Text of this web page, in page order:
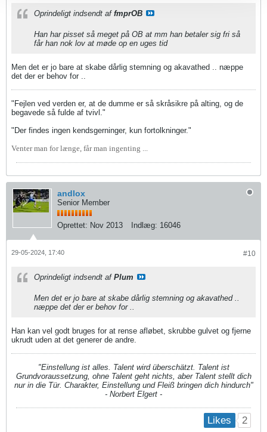
Oprindeligt indsendt af fmprOB
Han har pisset så meget på OB at mm han betaler sig fri så
får han nok lov at møde op en uges tid
Men det er jo bare at skabe dårlig stemning og akavathed .. næppe
det der er behov for ..
"Fejlen ved verden er, at de dumme er så skråsikre på alting, og de
begavede så fulde af tvivl."
"Der findes ingen kendsgerninger, kun fortolkninger."
Venter man for længe, får man ingenting ...
andlox
Senior Member
Oprettet: Nov 2013 Indlæg: 16046
#10
29-05-2024, 17:40
Oprindeligt indsendt af Plum
Men det er jo bare at skabe dårlig stemning og akavathed ..
næppe det der er behov for ..
Han kan vel godt bruges for at rense afløbet, skrubbe gulvet og fjerne
ukrudt uden at det generer de andre.
"Einstellung ist alles. Talent wird überschätzt. Talent ist
Grundvoraussetzung, ohne Talent geht nichts, aber Talent stellt dich
nur in die Tür. Charakter, Einstellung und Fleiß bringen dich hindurch"
- Norbert Elgert -
Likes 2